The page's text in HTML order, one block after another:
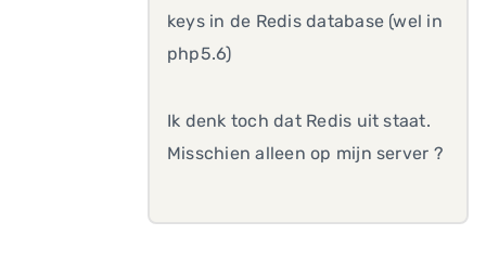
keys in de Redis database (wel in
php5.6)
Ik denk toch dat Redis uit staat.
Misschien alleen op mijn server ?